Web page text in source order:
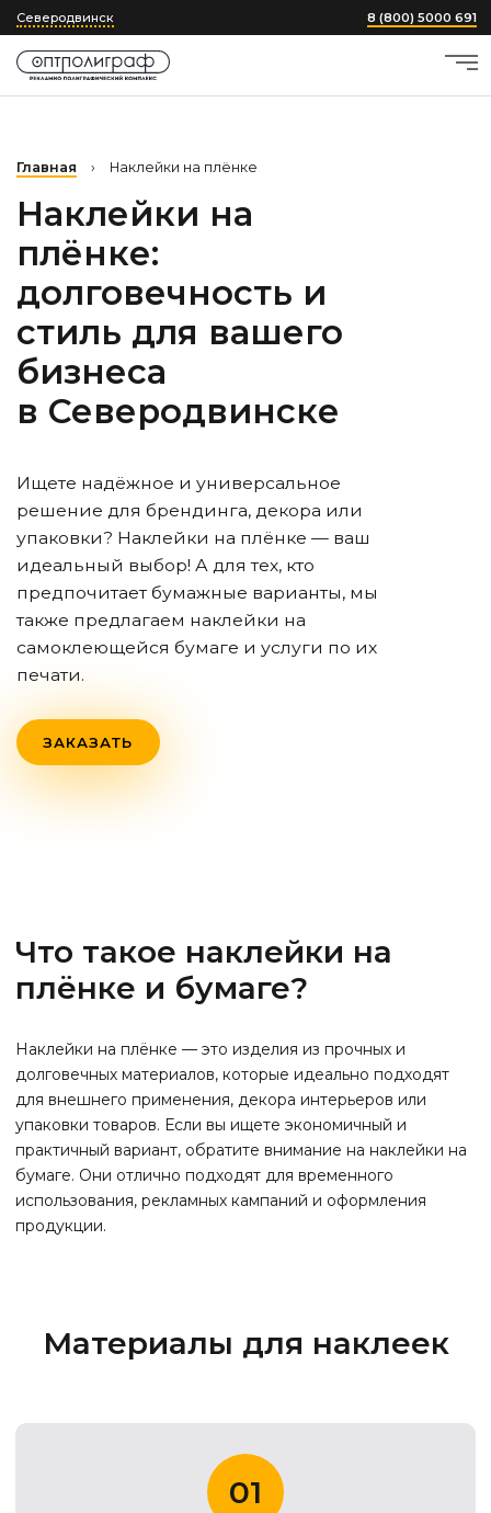
Северодвинск 8 (800) 5000 691
Главная › Наклейки на плёнке
Наклейки на
плёнке:
долговечность и
стиль для вашего
бизнеса
в Северодвинске
Ищете надёжное и универсальное
решение для брендинга, декора или
упаковки? Наклейки на плёнке — ваш
идеальный выбор! А для тех, кто
предпочитает бумажные варианты, мы
также предлагаем наклейки на
самоклеющейся бумаге и услуги по их
печати.
ЗАКАЗАТЬ
Что такое наклейки на
плёнке и бумаге?
Наклейки на плёнке — это изделия из прочных и
долговечных материалов, которые идеально подходят
для внешнего применения, декора интерьеров или
упаковки товаров. Если вы ищете экономичный и
практичный вариант, обратите внимание на наклейки на
бумаге. Они отлично подходят для временного
использования, рекламных кампаний и оформления
продукции.
Материалы для наклеек
01